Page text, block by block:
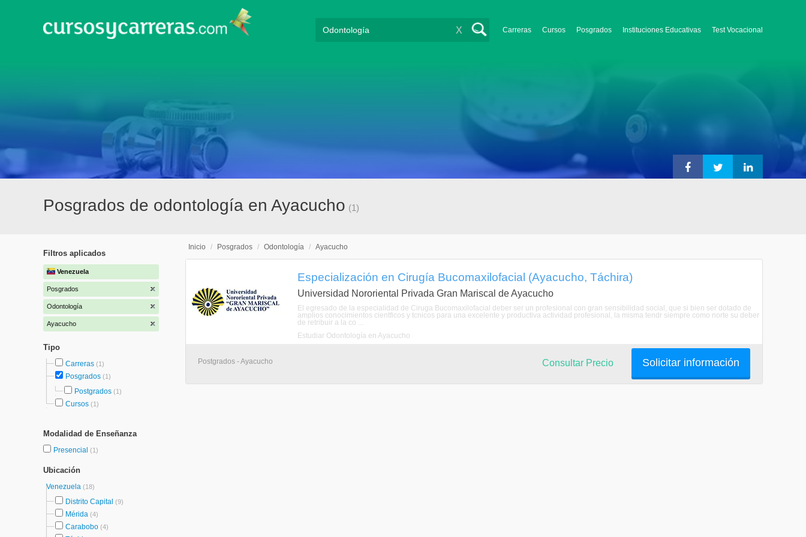
Carreras Cursos Posgrados Instituciones Educativas Test Vocacional
X
Posgrados de odontología en Ayacucho (1)
Filtros aplicados
Venezuela
Posgrados
Odontología
Ayacucho
Tipo
Carreras (1)
Posgrados (1)
Postgrados (1)
Cursos (1)
Modalidad de Enseñanza
Presencial (1)
Ubicación
Venezuela (18)
Distrito Capital (9)
Mérida (4)
Carabobo (4)
Inicio / Posgrados / Odontología / Ayacucho
Especialización en Cirugía Bucomaxilofacial (Ayacucho, Táchira)
Universidad Nororiental Privada Gran Mariscal de Ayacucho
El egresado de la especialidad de Ciruga Bucomaxilofacial deber ser un profesional con gran sensibilidad social, que si bien ser dotado de
amplios conocimientos cientficos y tcnicos para una excelente y productiva actividad profesional, la misma tendr siempre como norte su deber
de retribuir a la co ...
Estudiar Odontología en Ayacucho
Postgrados - Ayacucho Solicitar información
Consultar Precio